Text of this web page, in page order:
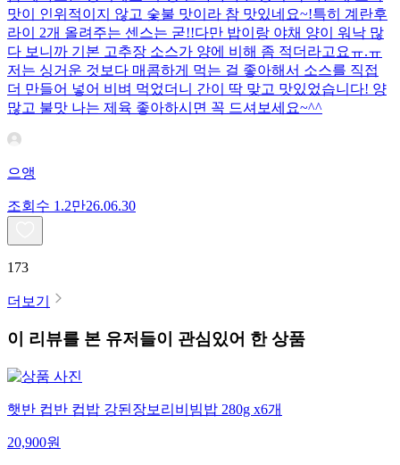
맛이 인위적이지 않고 숯불 맛이라 참 맛있네요~!특히 계란후
라이 2개 올려주는 센스는 굳!! ​다만 밥이랑 야채 양이 워낙 많
다 보니까 기본 고추장 소스가 양에 비해 좀 적더라고요ㅠ.ㅠ
저는 싱거운 것보다 매콤하게 먹는 걸 좋아해서 소스를 직접
더 만들어 넣어 비벼 먹었더니 간이 딱 맞고 맛있었습니다! 양
많고 불맛 나는 제육 좋아하시면 꼭 드셔보세요~^^
으앵
조회수 1.2만26.06.30
173
더보기
이 리뷰를 본 유저들이 관심있어 한 상품
햇반 컵반 컵밥 강된장보리비빔밥 280g x6개
20,900원